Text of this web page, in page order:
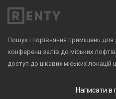
Пошук і порівняння приміщень для
конференц залів до міських
доступ до цікавих міських
Написати в